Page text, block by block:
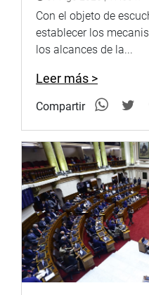
Con el objeto de
establecer los
los alcances de la...
Leer más >
Compartir